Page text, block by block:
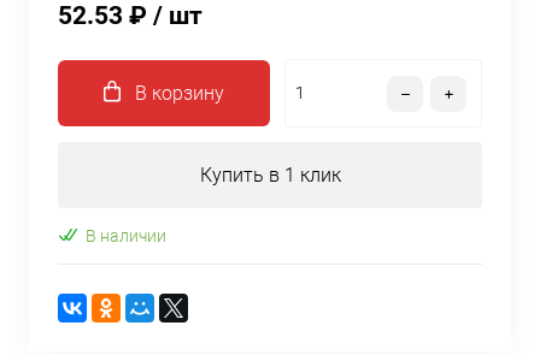
52.53 ₽ / шт
В корзину
Купить в 1 клик
В наличии